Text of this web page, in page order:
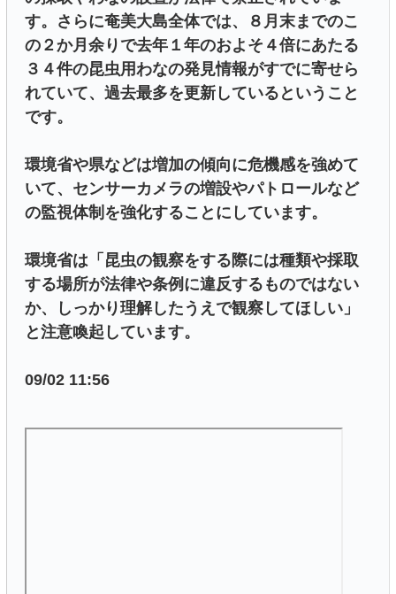
す。さらに奄美大島全体では、８月末までのこ
の２か月余りで去年１年のおよそ４倍にあたる
３４件の昆虫用わなの発見情報がすでに寄せら
れていて、過去最多を更新しているということ
です。
環境省や県などは増加の傾向に危機感を強めて
いて、センサーカメラの増設やパトロールなど
の監視体制を強化することにしています。
環境省は「昆虫の観察をする際には種類や採取
する場所が法律や条例に違反するものではない
か、しっかり理解したうえで観察してほしい」
と注意喚起しています。
09/02 11:56